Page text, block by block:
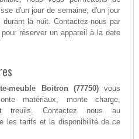
d'un jour de semaine, d'un jour
la nuit. Contactez-nous par
pour réserver un appareil à la date
meuble Boitron (77750)vous
matériaux, monte charge,
treuils. Contactez nous au
les tarifs et la disponibilité de ce